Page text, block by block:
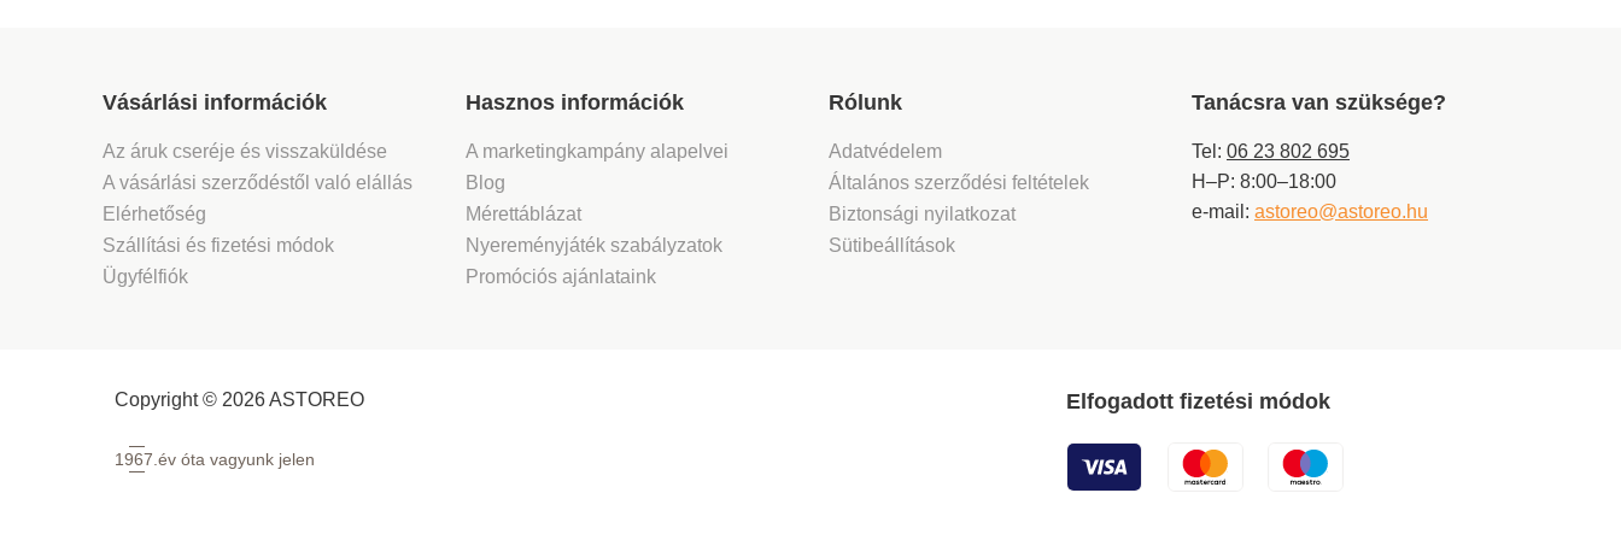
Vásárlási információk
Az áruk cseréje és visszaküldése
A vásárlási szerződéstől való elállás
Elérhetőség
Szállítási és fizetési módok
Ügyfélfiók
Hasznos információk
A marketingkampány alapelvei
Blog
Mérettáblázat
Nyereményjáték szabályzatok
Promóciós ajánlataink
Rólunk
Adatvédelem
Általános szerződési feltételek
Biztonsági nyilatkozat
Sütibeállítások
Tanácsra van szüksége?
Tel: 06 23 802 695
H–P: 8:00–18:00
e-mail: astoreo@astoreo.hu
Copyright © 2026 ASTOREO
1967. év óta vagyunk jelen
Elfogadott fizetési módok